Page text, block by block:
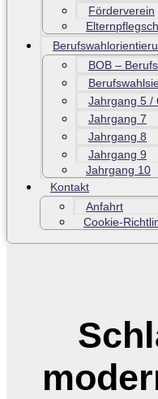
Förderverein
BOB –
Jahrgang 5 /
Jahrgang 7
Jahrgang 8
Jahrgang 9
Jahrgang 10
Kontakt
Anfahrt
Cookie-